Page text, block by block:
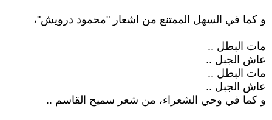
و كما في السهل الممتنع من اشعار "محمود درويش"،
مات البطل ..
عاش الجبل ..
مات البطل ..
عاش الجبل ..
و كما في وحي الشعراء، من شعر سميح القاسم ..